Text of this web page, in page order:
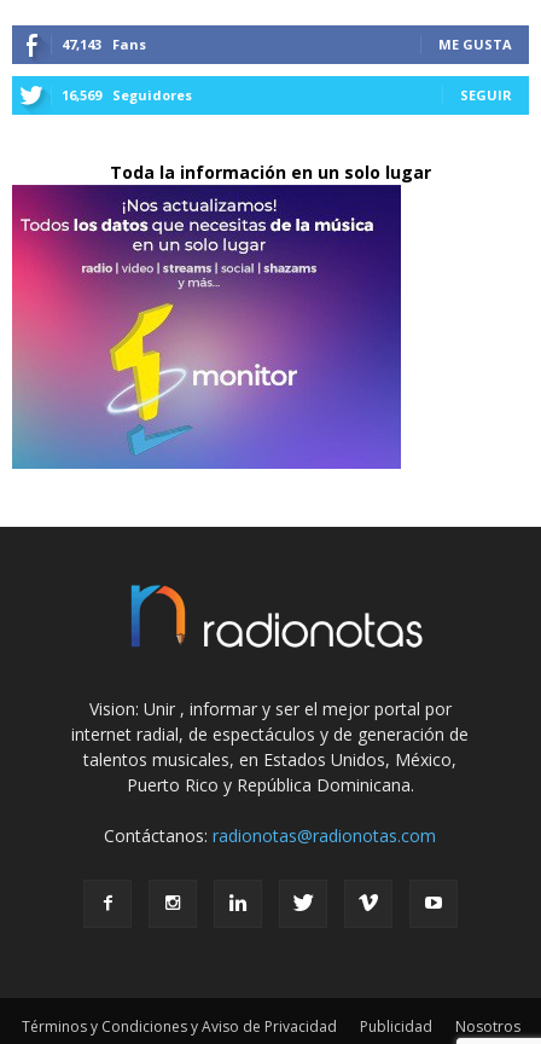
47,143 Fans ME GUSTA
16,569 Seguidores SEGUIR
Toda la información en un solo lugar
Vision: Unir , informar y ser el mejor portal por
internet radial, de espectáculos y de generación de
talentos musicales, en Estados Unidos, México,
Puerto Rico y República Dominicana.
Contáctanos:radionotas@radionotas.com
Términos y Condiciones y Aviso de Privacidad Publicidad Nosotros